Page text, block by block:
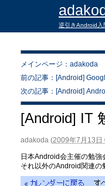
逆引きAndroid入
メインページ：adakoda
前の記事：[Android]
次の記事：[Android]
[Android] IT
adakoda (2009年7月13日
日本Android会主催の勉
それ以外のAndroid関連の